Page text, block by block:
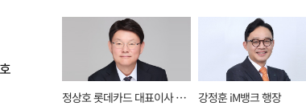
정상호 롯데카드 대표이사 사
강정훈 iM뱅크 행장